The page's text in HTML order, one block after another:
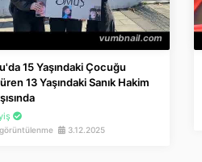
15 Yaşındaki Çocuğu
13 Yaşındaki Sanık Hakim
3.12.2025